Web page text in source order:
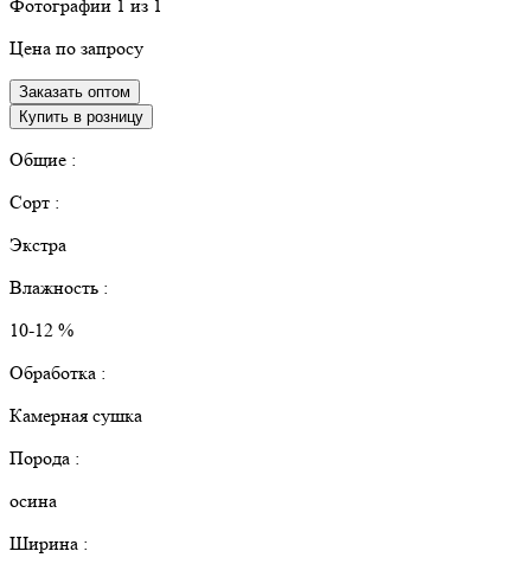
Фотографии 1 из 1
Цена по запросу
Заказать оптом
Купить в розницу
Общие :
Сорт :
Экстра
Влажность :
10-12 %
Обработка :
Камерная сушка
Порода :
осина
Ширина :